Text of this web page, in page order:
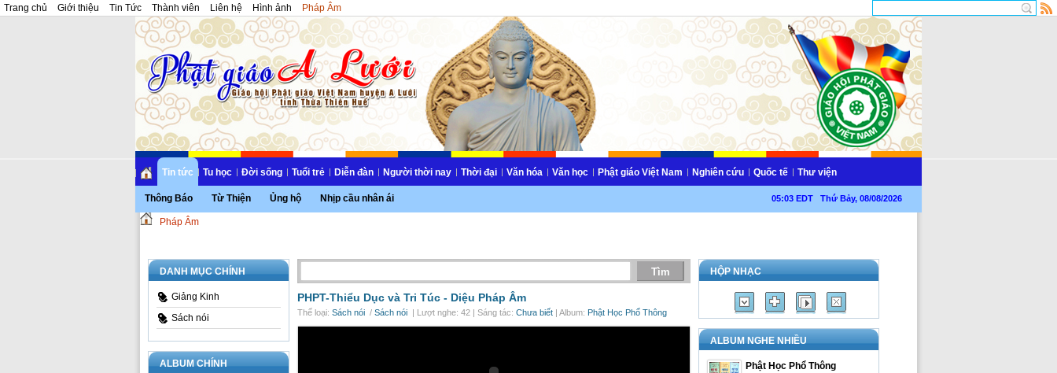
Trang chủ Giới thiệu Tin Tức Thành viên Liên hệ Hình ảnh Pháp Âm
Tin tức
Thông Báo Từ Thiện Ủng hộ Nhịp cầu nhân ái
Tu học Đời sống Tuổi trẻ Diễn đàn Người thời nay Thời đại Văn hóa Văn học Phật giáo Việt Nam Nghiên cứu Quốc tế Thư viện
05:03 EDT Thứ Bảy, 08/08/2026
Pháp Âm
DANH MỤC CHÍNH
Giảng Kinh
Sách nói
ALBUM CHÍNH
PHPT-Thiểu Dục và Tri Túc - Diệu Pháp Âm
Thể loại: Sách nói / Sách nói | Lượt nghe: 42 | Sáng tác: Chưa biết | Album: Phật Học Phổ Thông
HỘP NHẠC
ALBUM NGHE NHIỀU
Phật Học Phổ Thông